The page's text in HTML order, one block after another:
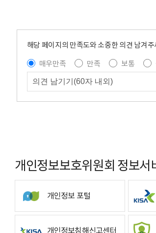
해당 페이지의 만족도와 소중한 의견 남겨주
매우만족
만족 보통
개인정보보호위원회 정보서
개인정보 포털
개인정보침해신고센터